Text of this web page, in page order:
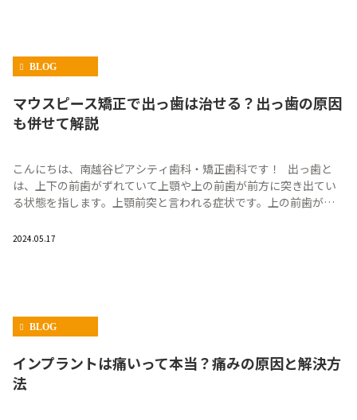
BLOG
マウスピース矯正で出っ歯は治せる？出っ歯の原因
も併せて解説
こんにちは、南越谷ピアシティ歯科・矯正歯科です！ 出っ歯と
は、上下の前歯がずれていて上顎や上の前歯が前方に突き出てい
る状態を指します。上顎前突と言われる症状です。上の前歯が前
2024.05.17
BLOG
インプラントは痛いって本当？痛みの原因と解決方
法